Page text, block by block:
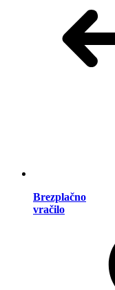
Brezplačno
vračilo